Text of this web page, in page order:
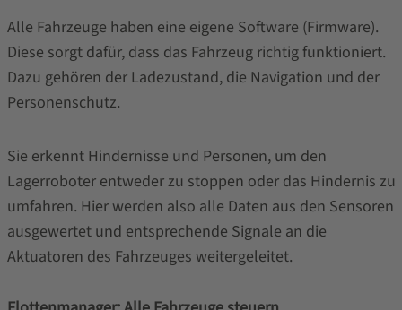
Alle Fahrzeuge haben eine eigene Software (Firmware).
Diese sorgt dafür, dass das Fahrzeug richtig funktioniert.
Dazu gehören der Ladezustand, die Navigation und der
Personenschutz.
Sie erkennt Hindernisse und Personen, um den
Lagerroboter entweder zu stoppen oder das Hindernis zu
umfahren. Hier werden also alle Daten aus den Sensoren
ausgewertet und entsprechende Signale an die
Aktuatoren des Fahrzeuges weitergeleitet.